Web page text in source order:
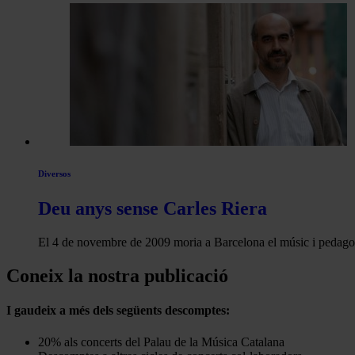
Diversos
Deu anys sense Carles Riera
El 4 de novembre de 2009 moria a Barcelona el músic i
Coneix la nostra publicació
I gaudeix a més dels següents descomptes:
20% als concerts del Palau de la Música Catalana